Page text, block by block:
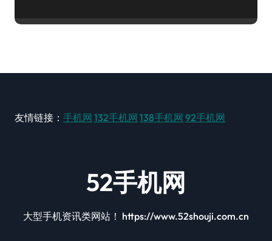
友情链接： 手机网 132手机网 138手机网 92手机网
52手机网
大型手机资讯类网站！ https://www.52shouji.com.cn